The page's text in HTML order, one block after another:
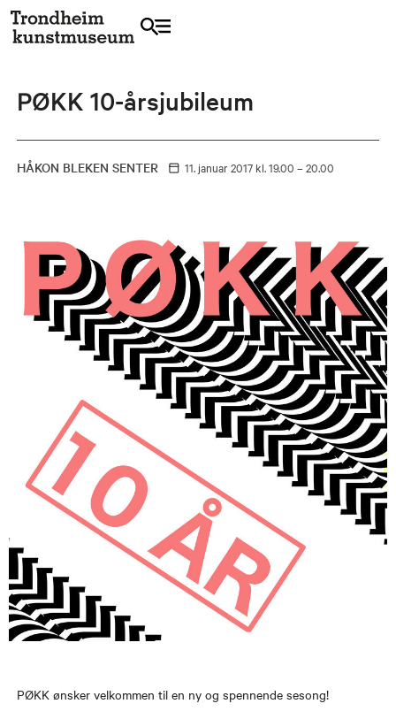
PØKK 10-årsjubileum
HÅKON BLEKEN SENTER 11. januar 2017 kl. 19.00 – 20.00
PØKK ønsker velkommen til en ny og spennende sesong!